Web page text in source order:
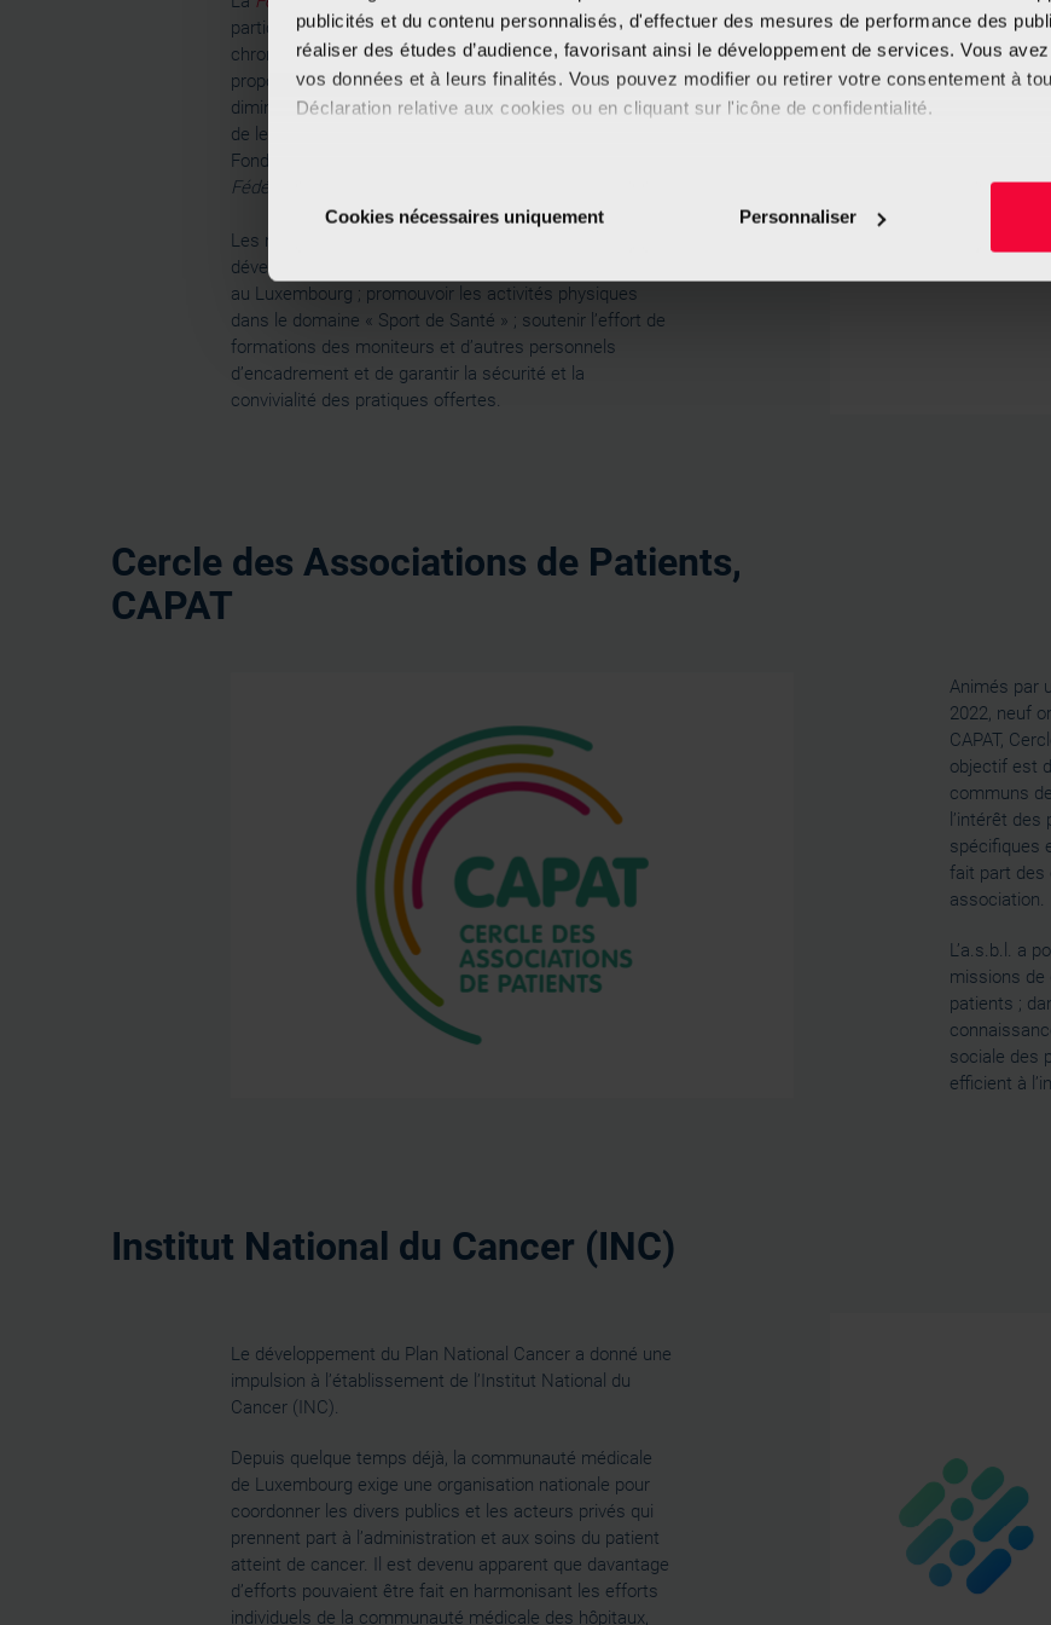
publicités et du contenu personnalisés, d'effectuer des mesures de performance des
réaliser des études d’audience, favorisant ainsi le développement de services. Vous
vos données et à leurs finalités. Vous pouvez modifier ou retirer votre consentement à
Déclaration relative aux cookies ou en cliquant sur l'icône de confidentialité.
Identifier votre appareil en l'analysant activement pour en relever les
Pour en savoir plus sur le traitement de vos données personnelles et définir vos
Détails » . Vous pouvez modifier ou retirer votre consentement à tout moment à partir de
Les cookies nous permettent de personnaliser le contenu et les annonces, d'offrir des
sociaux et d'analyser notre trafic. Nous partageons également des informations sur
Cookies nécessaires uniquement Personnaliser
participation des personnes atteintes de maladies
chroniques aux cours d’activité physique thérapeutique
proposés au Luxembourg par ses membres afin de
diminuer le risque de récidives de leurs maladies et/ou
de leur donner un plus grand confort de vie. La
Fondation Cancer est membre fondateur de la
Fédération Sport Santé
Les missions de la
développer et diffuser le concept de « Sport de Santé »
au Luxembourg ; promouvoir les activités physiques
dans le domaine « Sport de Santé » ; soutenir l’effort de
formations des moniteurs et d’autres personnels
d’encadrement et de garantir la sécurité et la
convivialité des pratiques offertes.
Cercle des Associations de Patients,
CAPAT
Animés par
2022, neuf
CAPAT,
objectif est
communs
l’intérêt
spécifiques
fait part des
association.
L’a.s.b.l. a
missions
patients ;
sociale des
efficient à
Institut National du Cancer (INC)
Le développement du Plan National Cancer a donné une
impulsion à l’établissement de l’Institut National du
Cancer (INC).
Depuis quelque temps déjà, la communauté médicale
de Luxembourg exige une organisation nationale pour
coordonner les divers publics et les acteurs privés qui
prennent part à l’administration et aux soins du patient
atteint de cancer. Il est devenu apparent que davantage
d’efforts pouvaient être fait en harmonisant les efforts
individuels de la communauté médicale des hôpitaux,